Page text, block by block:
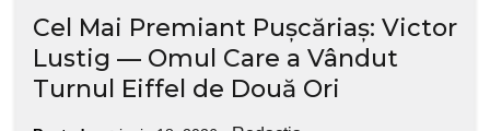
Cel Mai Premiant Pușcăriaș: Victor
Lustig — Omul Care a Vândut
Turnul Eiffel de Două Ori